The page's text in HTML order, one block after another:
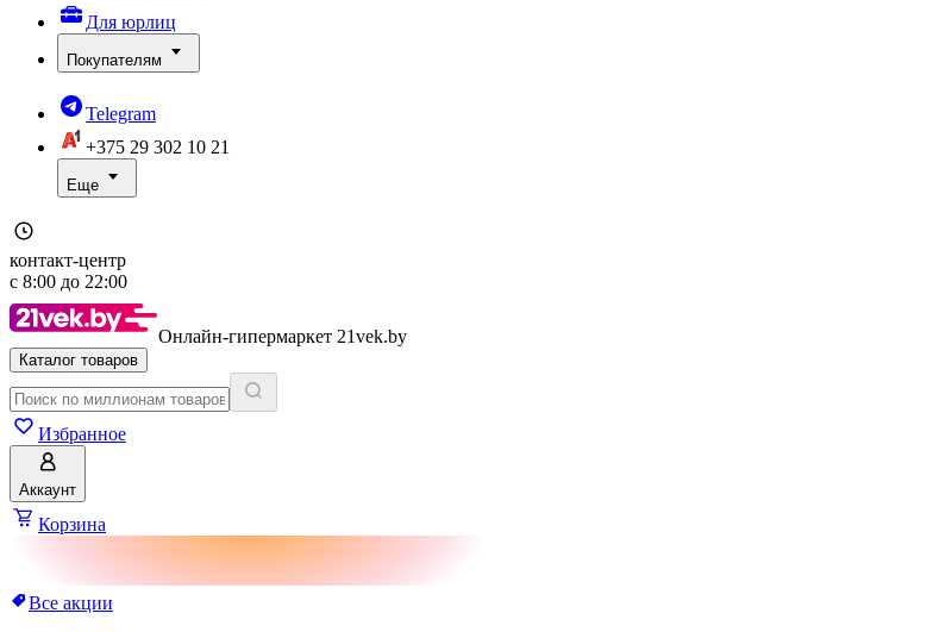
Для юрлиц
Покупателям
Telegram
+375 29 302 10 21
Еще
контакт-центр
с 8:00 до 22:00
Онлайн-гипермаркет 21vek.by
Каталог товаров
Избранное
Аккаунт
Корзина
Все акции